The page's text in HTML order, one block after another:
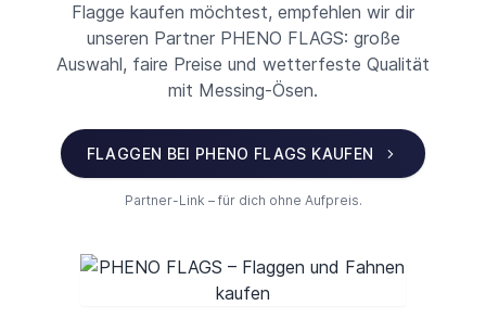
Flagge kaufen möchtest, empfehlen wir dir
unseren Partner PHENO FLAGS: große
Auswahl, faire Preise und wetterfeste Qualität
mit Messing-Ösen.
FLAGGEN BEI PHENO FLAGS KAUFEN
Partner-Link – für dich ohne Aufpreis.